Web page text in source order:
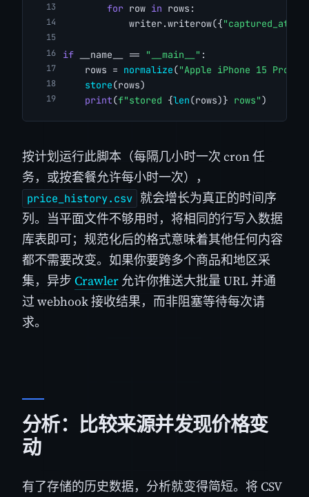
for row in rows:
            writer.writerow({
"captured_at"
if __name__ == "__main__" :
    rows =
normalize("Apple iPhone 15 Pro
store(rows)
print(f"stored {len(rows)} rows")
按计划运行此脚本（每隔几小时一次 cron 任
务，或按套餐允许每小时一次），
price_history.csv 就会增长为真正的时间序
列。当平面文件不够用时，将相同的行写入数据
库表即可；规范化后的格式意味着其他任何内容
都不需要改变。如果你要跨多个商品和地区采
集，异步 Crawler 允许你推送大批量 URL 并通
过 webhook 接收结果，而非阻塞等待每次请
求。
分析：比较来源并发现价格变
动
有了存储的历史数据，分析就变得简短。将 CSV